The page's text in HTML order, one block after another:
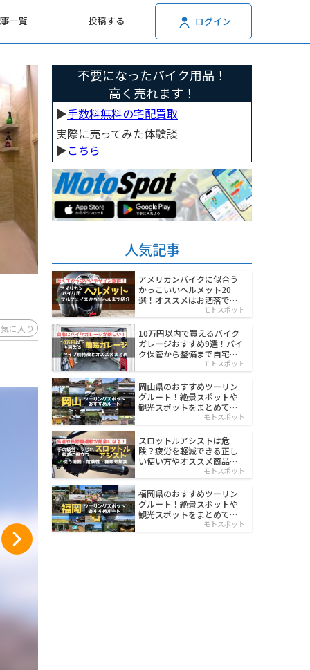
一覧 投稿する ログイン
に入り
不要になったバイク用品！
高く売れます！
▶︎手数料無料の宅配買取
実際に売ってみた体験談
▶︎こちら
人気記事
アメリカンバイクに似合う
かっこいいヘルメット20
選！オススメはお洒落でワ
モトスポット
10万円以内で買えるバイク
ガレージおすすめ9選！バイ
ク保管から整備まで自宅で
モトスポット
岡山県のおすすめツーリン
グルート！絶景スポットや
観光スポットをまとめて紹
モトスポット
スロットルアシストは危
険？疲労を軽減できる正し
い使い方やオススメ商品を
モトスポット
福岡県のおすすめツーリン
グルート！絶景スポットや
観光スポットをまとめて紹
モトスポット